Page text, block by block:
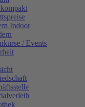
Indoor
/ Events